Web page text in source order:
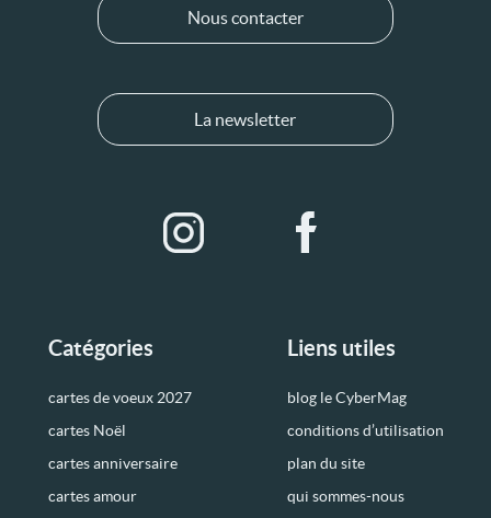
Catégories
cartes de voeux 2027
cartes Noël
cartes anniversaire
cartes amour
Liens utiles
blog le CyberMag
conditions d’utilisation
plan du site
qui sommes-nous
Nous contacter
La newsletter